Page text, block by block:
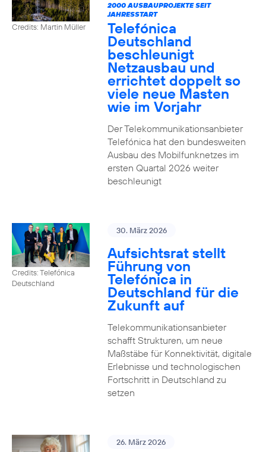
Credits: Martin Müller
2000 AUSBAUPROJEKTE SEIT
JAHRESSTART
Telefónica
Deutschland
beschleunigt
Netzausbau und
errichtet doppelt so
viele neue Masten
wie im Vorjahr
Der Telekommunikationsanbieter
Telefónica hat den bundesweiten
Ausbau des Mobilfunknetzes im
ersten Quartal 2026 weiter
beschleunigt
Credits: Telefónica
Deutschland
30. März 2026
Aufsichtsrat stellt
Führung von
Telefónica in
Deutschland für die
Zukunft auf
Telekommunikationsanbieter
schafft Strukturen, um neue
Maßstäbe für Konnektivität, digitale
Erlebnisse und technologischen
Fortschritt in Deutschland zu
setzen
26. März 2026